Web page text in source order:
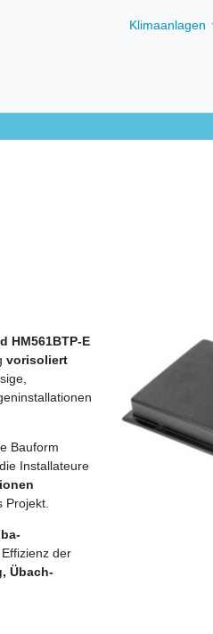
Klimaanlagen
HM561BTP-E
vorisoliert
Bauform
Installateure
der
Übach-